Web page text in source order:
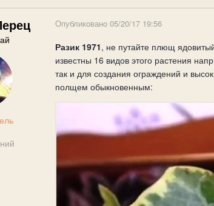
Опубликовано 05/20/17 19:56
Разик 1971, не путайте плющ
известны 16 видов этого растения
так и для создания ограждений и
полщем обыкновенным: